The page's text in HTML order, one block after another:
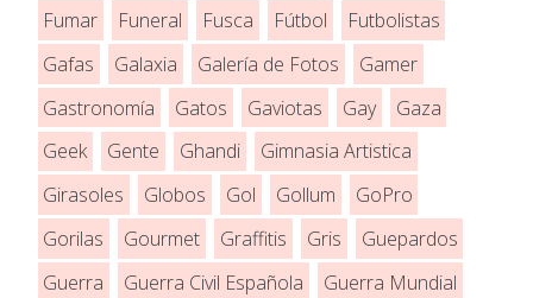
Fumar
Funeral Fusca Fútbol
Futbolistas
Gafas
Galaxia Galería de Fotos
Gamer
Gastronomía
Gatos Gaviotas Gay
Gaza
Geek
Gente Ghandi
Gimnasia Artistica
Girasoles
Globos Gol Gollum
GoPro
Gorilas
Gourmet Graffitis Gris
Guepardos
Guerra
Guerra Civil Española
Guerra Mundial